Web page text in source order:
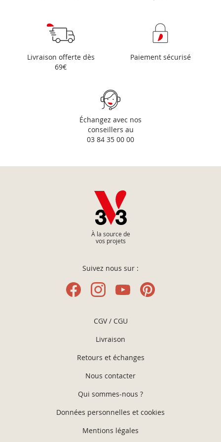
Livraison offerte dès
69€
Paiement sécurisé
Échangez avec nos
conseillers au
03 84 35 00 00
À la source de
vos projets
Suivez nous sur :
CGV / CGU
Livraison
Retours et échanges
Nous contacter
Qui sommes-nous ?
Données personnelles et cookies
Mentions légales